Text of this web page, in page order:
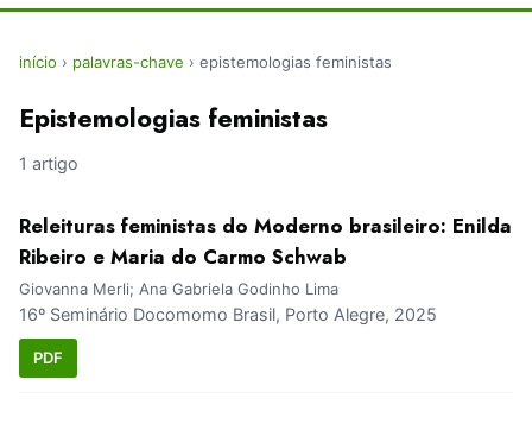
início › palavras-chave › epistemologias feministas
Epistemologias feministas
1 artigo
Releituras feministas do Moderno brasileiro: Enilda
Ribeiro e Maria do Carmo Schwab
Giovanna Merli; Ana Gabriela Godinho Lima
16º Seminário Docomomo Brasil, Porto Alegre, 2025
PDF